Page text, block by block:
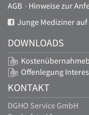
AGB · Hinweise zur
Junge Mediziner auf
DOWNLOADS
Offenlegung
KONTAKT
DGHO Service GmbH